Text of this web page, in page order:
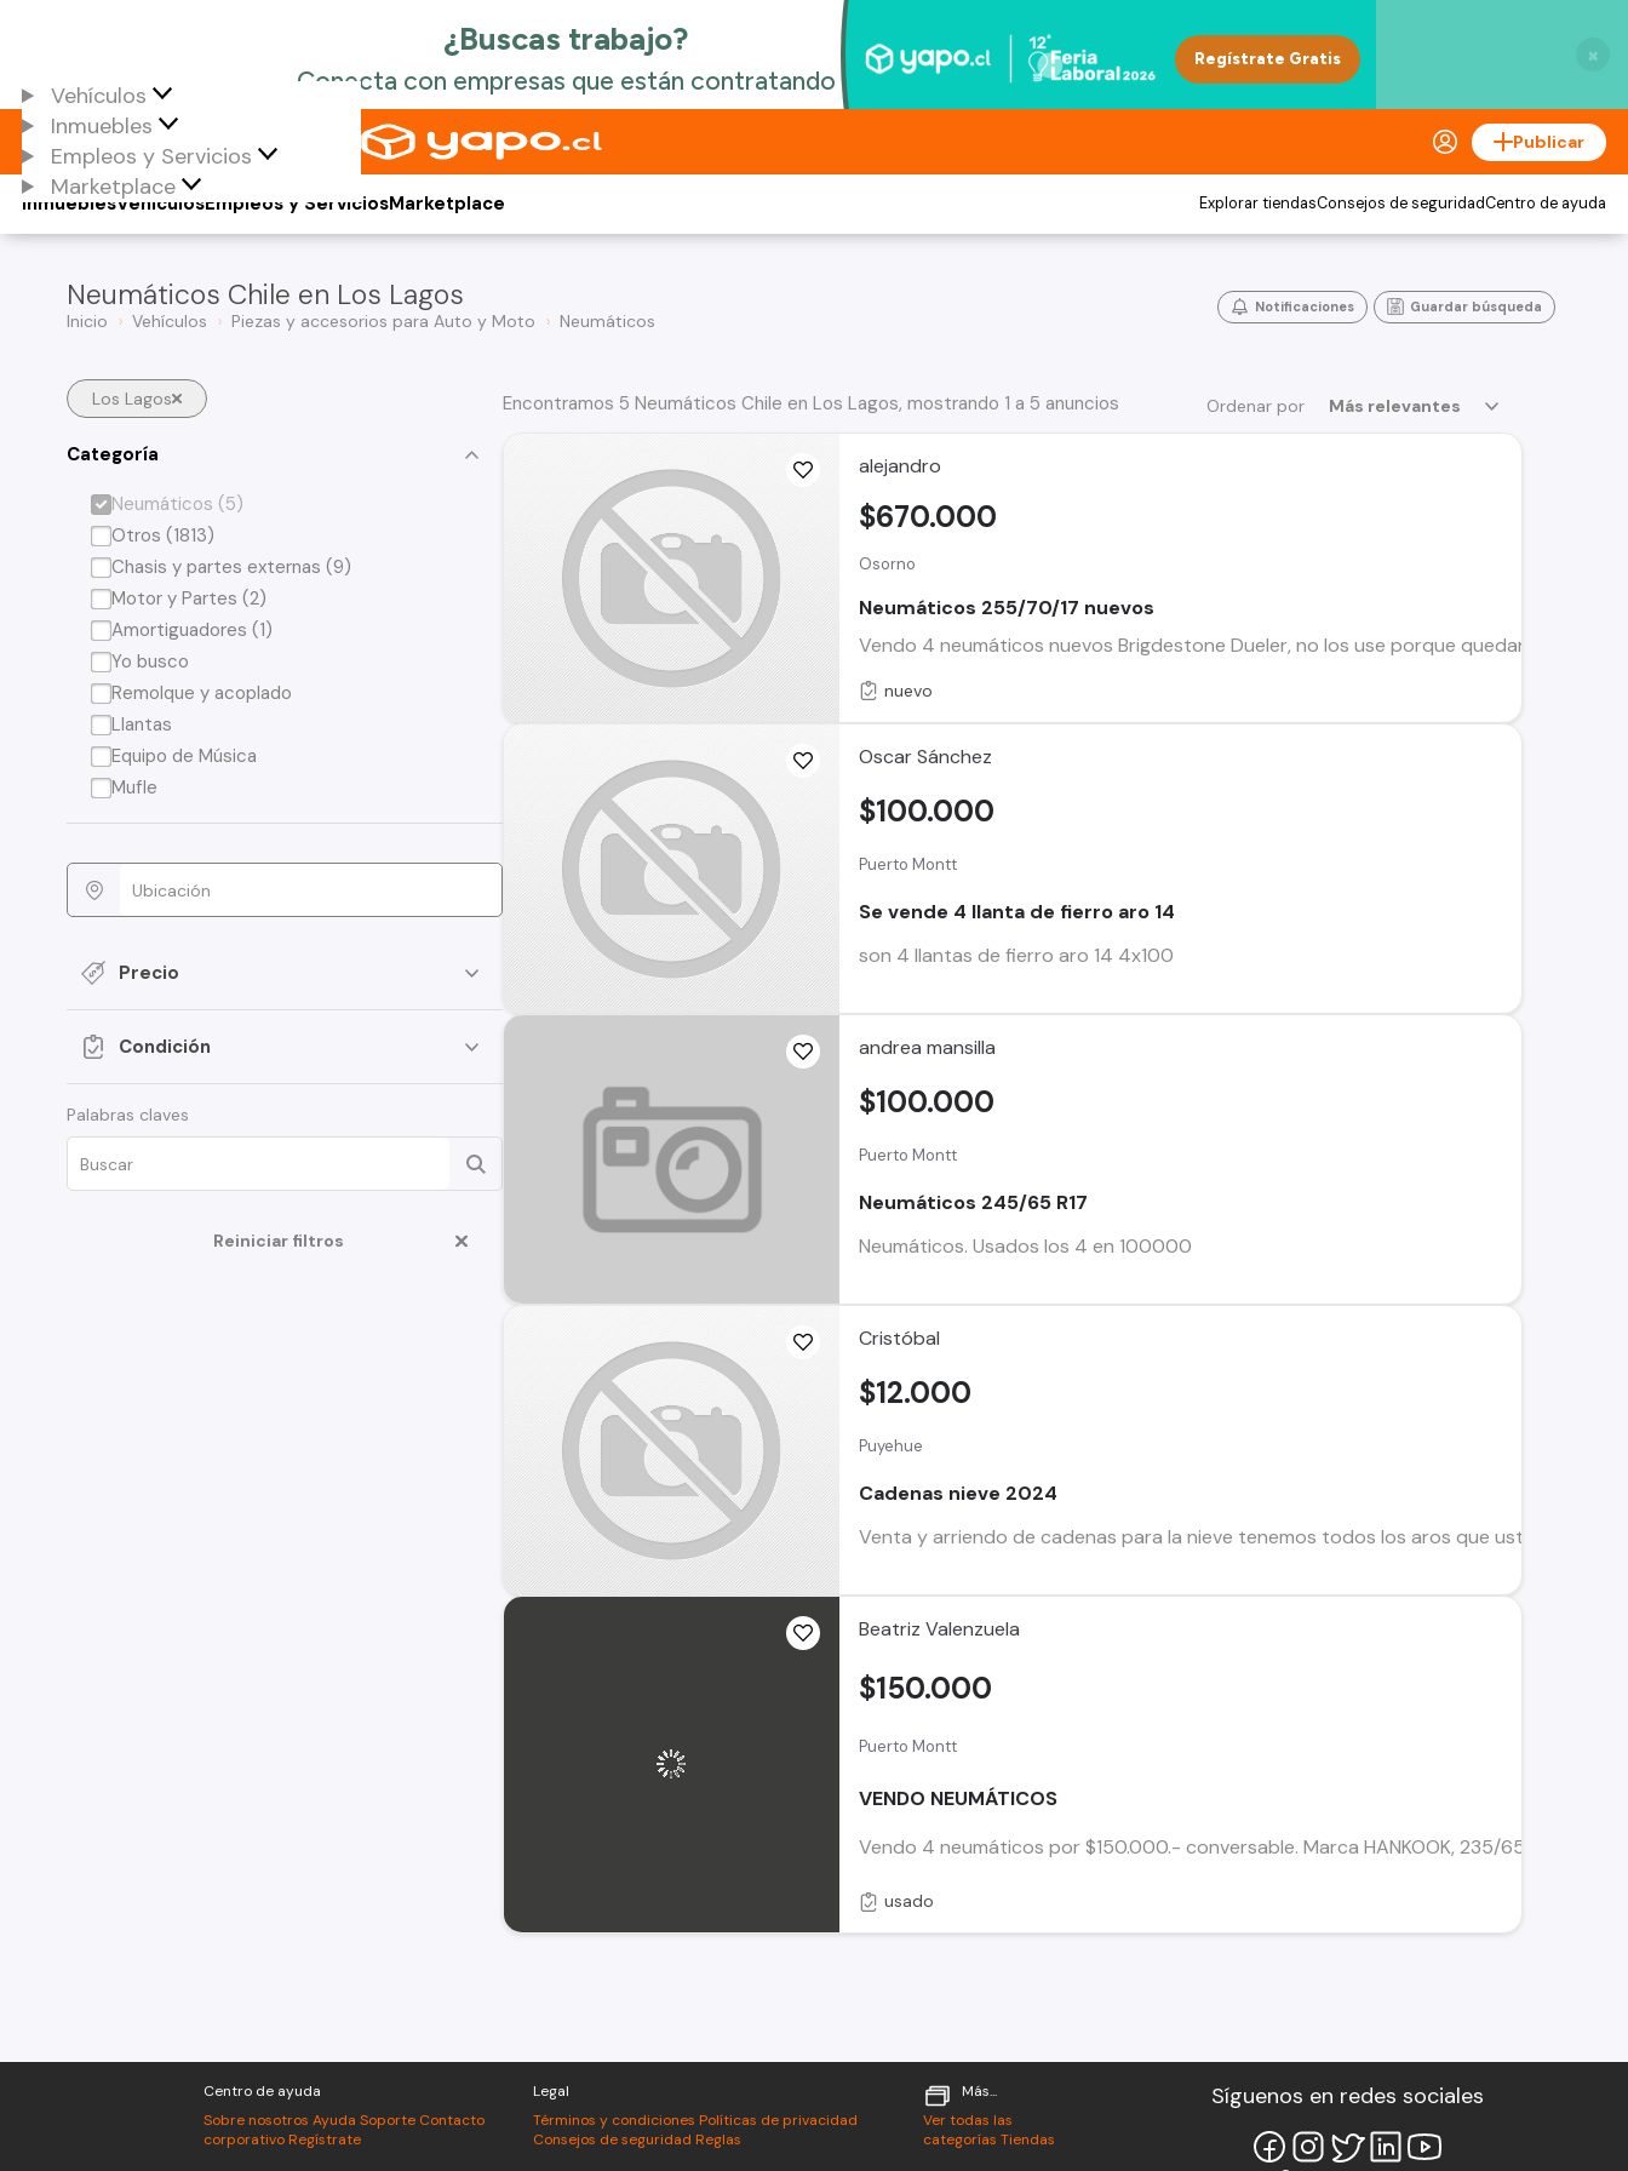
×
Vehículos
Inmuebles
Empleos y Servicios
Marketplace
Publicar
Vehículos
Inmuebles Empleos y ServiciosMarketplace Explorar tiendasConsejos de seguridadCentro de ayuda
Neumáticos Chile en Los Lagos
Inicio Vehículos Piezas y accesorios para Auto y Moto Neumáticos
Notificaciones Guardar búsqueda
Los Lagos
Categoría
Neumáticos (5)
Otros (1813)
Chasis y partes externas (9)
Motor y Partes (2)
Amortiguadores (1)
Yo busco
Remolque y acoplado
Llantas
Equipo de Música
Mufle
Precio
Condición
Palabras claves
Reiniciar filtros
Ordenar por Más relevantes
Encontramos 5 Neumáticos Chile en Los Lagos, mostrando 1 a 5 anuncios
alejandro
Osorno
Neumáticos 255/70/17 nuevos
Vendo 4 neumáticos nuevos Brigdestone Dueler, no los use porque quedaron
$670.000
nuevo
Oscar Sánchez
Puerto Montt
Se vende 4 llanta de fierro aro 14
son 4 llantas de fierro aro 14 4x100
$100.000
andrea mansilla
Puerto Montt
Neumáticos 245/65 R17
Neumáticos. Usados los 4 en 100000
$100.000
Cristóbal
Puyehue
Cadenas nieve 2024
Venta y arriendo de cadenas para la nieve tenemos todos los aros que usted busca
$12.000
Beatriz Valenzuela
Puerto Montt
VENDO NEUMÁTICOS
Vendo 4 neumáticos por $150.000.- conversable. Marca HANKOOK, 235/65/R17.
$150.000
usado
Centro de ayuda
Sobre nosotros Ayuda Soporte Contacto
corporativo Regístrate
Legal
Términos y condiciones Políticas de privacidad
Consejos de seguridad Reglas
Más...
Ver todas las
categorías Tiendas
Síguenos en redes sociales